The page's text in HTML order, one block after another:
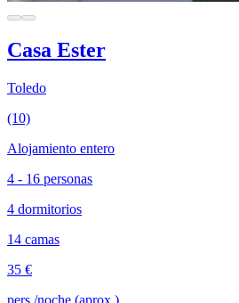
Casa Ester
Toledo
(10)
Alojamiento entero
4 - 16 personas
4 dormitorios
14 camas
35 €